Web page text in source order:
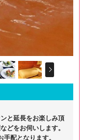
と延長をお楽しみ頂
どをお伺いします。
配となります。